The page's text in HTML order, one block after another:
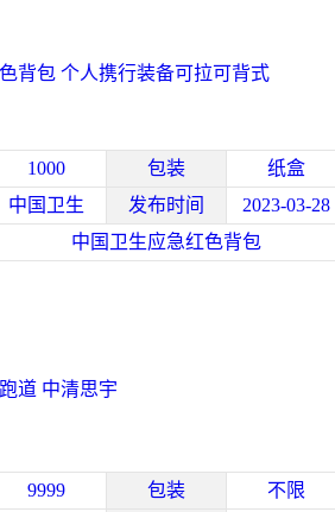
中国卫生应急红色背包 个人携行装备可拉可背式
1000 包装
纸盒
中国卫生 发布时间
2023-03-28
中国卫生应急红色背包
道 中清思宇
9999 包装
不限